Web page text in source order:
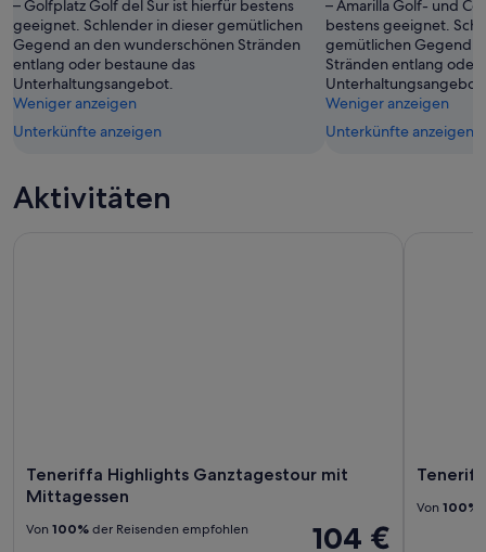
-
16.
Aug.
– Golfplatz Golf del Sur ist hierfür bestens
geeignet. Schlender in dieser gemütlichen
Gegend an den wunderschönen Stränden
entlang oder bestaune das
Unterhaltungsangebot.
Weniger anzeigen
Unterkünfte anzeigen
– Amarilla Golf- und
bestens geeignet.
gemütlichen Gegend
Stränden entlang oder
Unterhaltungsangebot.
Weniger anzeigen
Unterkünfte anzeigen
Aktivitäten
Teneriffa Highlights Ganztagestour mit
Mittagessen
104 €
Von 100% der Reisenden empfohlen
Von 100%